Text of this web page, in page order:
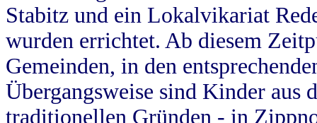
Stabitz und ein Lokalvikariat
wurden errichtet. Ab diesem
Gemeinden, in den
Übergangsweise sind Kinder aus
traditionellen Gründen - in